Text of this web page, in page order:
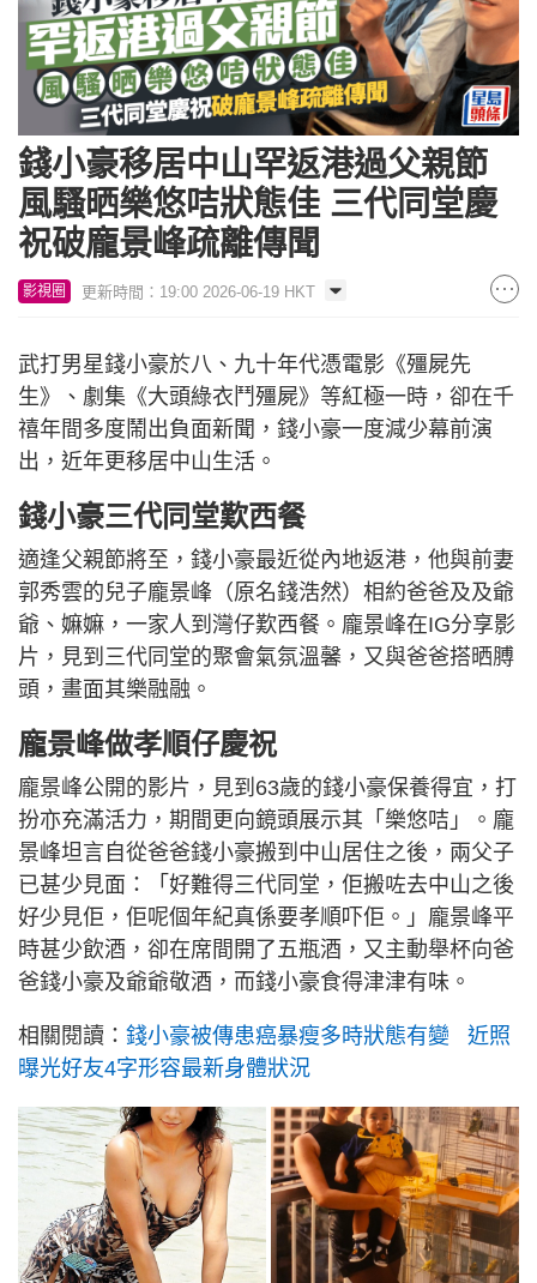
錢小豪移居中山罕返港過父親節
風騷晒樂悠咭狀態佳 三代同堂慶
祝破龐景峰疏離傳聞
影視圈 更新時間：19:00 2026-06-19 HKT
武打男星錢小豪於八、九十年代憑電影《殭屍先
生》、劇集《大頭綠衣鬥殭屍》等紅極一時，卻在千
禧年間多度鬧出負面新聞，錢小豪一度減少幕前演
出，近年更移居中山生活。
錢小豪三代同堂歎西餐
適逢父親節將至，錢小豪最近從內地返港，他與前妻
郭秀雲的兒子龐景峰（原名錢浩然）相約爸爸及及爺
爺、嫲嫲，一家人到灣仔歎西餐。龐景峰在IG分享影
片，見到三代同堂的聚會氣氛溫馨，又與爸爸搭晒膊
頭，畫面其樂融融。
龐景峰做孝順仔慶祝
龐景峰公開的影片，見到63歲的錢小豪保養得宜，打
扮亦充滿活力，期間更向鏡頭展示其「樂悠咭」。龐
景峰坦言自從爸爸錢小豪搬到中山居住之後，兩父子
已甚少見面：「好難得三代同堂，佢搬咗去中山之後
好少見佢，佢呢個年紀真係要孝順吓佢。」龐景峰平
時甚少飲酒，卻在席間開了五瓶酒，又主動舉杯向爸
爸錢小豪及爺爺敬酒，而錢小豪食得津津有味。
相關閱讀： 錢小豪被傳患癌暴瘦多時狀態有變 近照
曝光好友4字形容最新身體狀況